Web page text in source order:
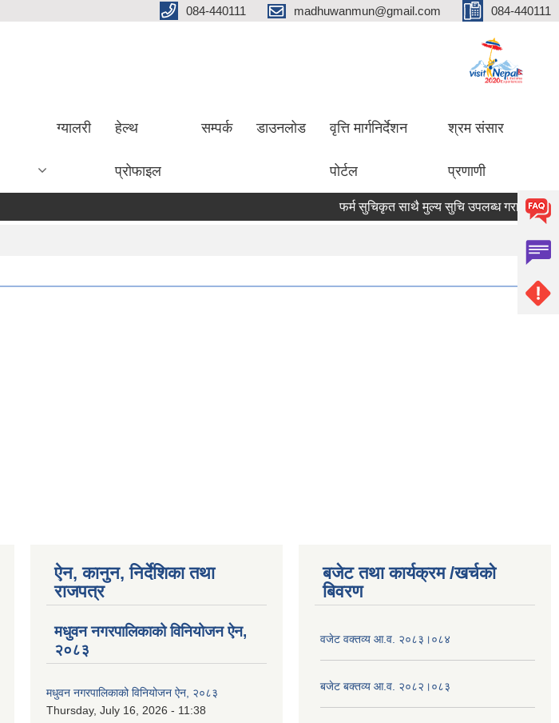
084-440111 madhuwanmun@gmail.com 084-440111
ग्यालरी हेल्थ
प्रोफाइल
सम्पर्क डाउनलोड वृत्ति मार्गनिर्देशन
पोर्टल
श्रम संसार
प्रणाणी
फर्म सुचिकृत साथै मुल्य सुचि उपलब्ध गराउने सम्बन्धमा
ऐन, कानुन, निर्देशिका तथा
राजपत्र
मधुवन नगरपालिकाको विनियोजन ऐन,
२०८३
मधुवन नगरपालिकाको विनियोजन ऐन, २०८३
Thursday, July 16, 2026 - 11:38
बजेट तथा कार्यक्रम /खर्चको
बिवरण
वजेट वक्तव्य आ.व. २०८३।०८४
बजेट बक्तव्य आ.व. २०८२।०८३